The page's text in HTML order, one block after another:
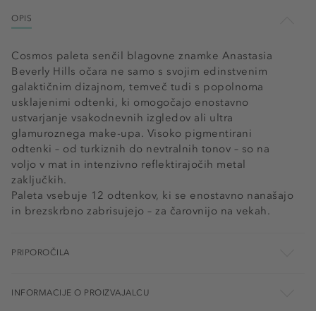
OPIS
Cosmos paleta senčil blagovne znamke Anastasia
Beverly Hills očara ne samo s svojim edinstvenim
galaktičnim dizajnom, temveč tudi s popolnoma
usklajenimi odtenki, ki omogočajo enostavno
ustvarjanje vsakodnevnih izgledov ali ultra
glamuroznega make-upa. Visoko pigmentirani
odtenki – od turkiznih do nevtralnih tonov – so na
voljo v mat in intenzivno reflektirajočih metal
zaključkih.
Paleta vsebuje 12 odtenkov, ki se enostavno nanašajo
in brezskrbno zabrisujejo – za čarovnijo na vekah.
PRIPOROČILA
INFORMACIJE O PROIZVAJALCU